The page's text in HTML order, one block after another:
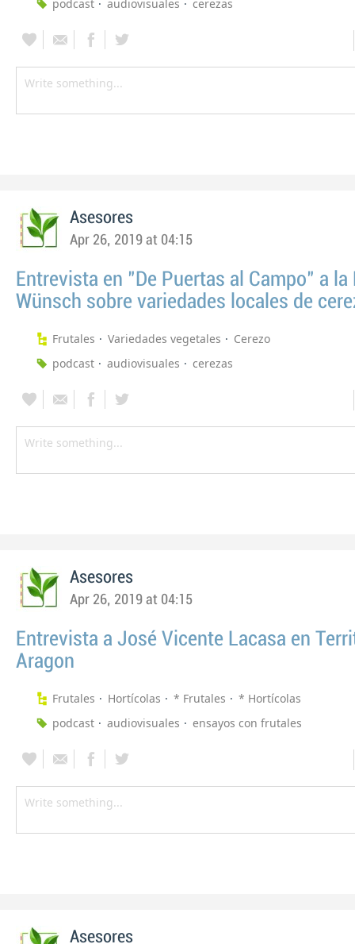
podcast audiovisuales cerezas
Asesores
Apr 26, 2019 at 04:15
Entrevista en "De Puertas al Campo" a la
Wünsch sobre variedades locales de
Frutales Variedades vegetales
Cerezo
podcast
audiovisuales cerezas
Asesores
Apr 26, 2019 at 04:15
Entrevista a José Vicente Lacasa en
Aragon
Frutales Hortícolas * Frutales
* Hortícolas
podcast
audiovisuales ensayos con frutales
Asesores